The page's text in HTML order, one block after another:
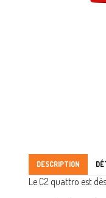
DESCRIPTION
Le C2 quattro est